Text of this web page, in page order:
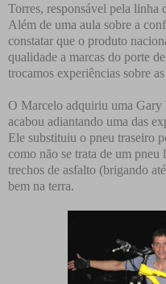
Torres, responsável pela
Além de uma aula sobre a
constatar que o produto
qualidade a marcas do porte
trocamos experiências sobre
O Marcelo adquiriu uma Gary
acabou adiantando uma das
Ele substituiu o pneu traseiro
como não se trata de um
trechos de asfalto (brigando
bem na terra.